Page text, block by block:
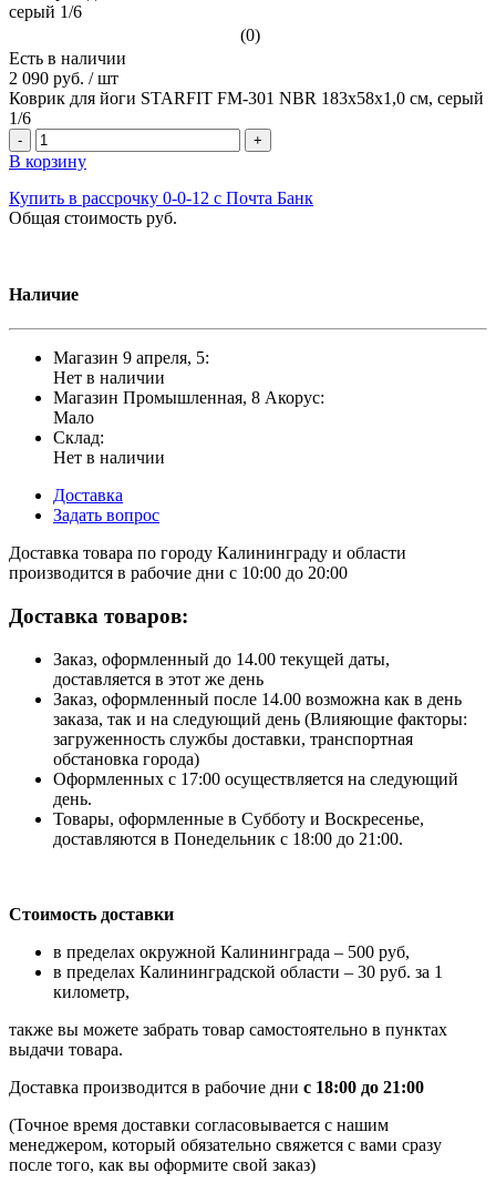
(0)
Есть в наличии
2 090 руб. / шт
Коврик для йоги STARFIT FM-301 NBR 183x58x1,0 см, серый
1/6
- +
В корзину
Купить в рассрочку 0-0-12 с Почта Банк
Общая стоимость руб.
Наличие
Магазин 9 апреля, 5:
Нет в наличии
Магазин Промышленная, 8 Акорус:
Мало
Склад:
Нет в наличии
Доставка
Задать вопрос
Доставка товара по городу Калининграду и области
производится в рабочие дни с 10:00 до 20:00
Доставка товаров:
Заказ, оформленный до 14.00 текущей даты,
доставляется в этот же день
Заказ, оформленный после 14.00 возможна как в день
заказа, так и на следующий день (Влияющие факторы:
загруженность службы доставки, транспортная
обстановка города)
Оформленных с 17:00 осуществляется на следующий
день.
Товары, оформленные в Субботу и Воскресенье,
доставляются в Понедельник с 18:00 до 21:00.
Стоимость доставки
в пределах окружной Калининграда – 500 руб,
в пределах Калининградской области – 30 руб. за 1
километр,
также вы можете забрать товар самостоятельно в пунктах
выдачи товара.
Доставка производится в рабочие дни с 18:00 до 21:00
(Точное время доставки согласовывается с нашим
менеджером, который обязательно свяжется с вами сразу
после того, как вы оформите свой заказ)